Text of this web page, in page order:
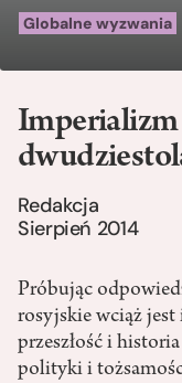
Globalne wyzwania
Imperializm
Redakcja
Sierpień 2014
Próbując
rosyjskie wciąż
przeszłość i
polityki i